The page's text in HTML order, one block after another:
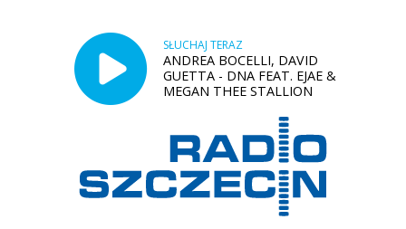
SŁUCHAJ TERAZ
ANDREA BOCELLI, DAVID
GUETTA - DNA FEAT. EJAE &
MEGAN THEE STALLION